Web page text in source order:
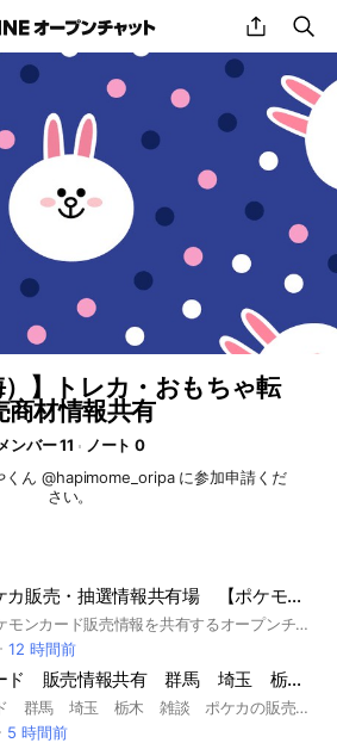
share
）】トレカ・おもちゃ転
商材情報共有
メンバー 11
ノート 0
くん @hapimome_oripa に参加申請くだ
さい。
三重県 ポケカ販売・抽選情報共有場 【ポケモンカード】
愛知最大のポケモンカード販売情報を共有するオープンチャットです。 #ポケカ #ポケモンカード #ポケモン #TCG #ポケットモンスター #三重 #愛知 #岐阜 #滋賀 #奈良 #京都 #大阪 抽選情報用オプチャあります。 ノートを確認してください。
12 時間前
ポケモンカード 販売情報共有 群馬 埼玉 栃木 雑談
ポケモンカード 群馬 埼玉 栃木 雑談 ポケカの販売情報を共有するグループです 基本は 群馬埼玉栃木ですがたまに他の都道府県の情報も共有されています 関東 茨城県 栃木県 群馬県 埼玉県 千葉県 東京都 神奈川県
5 時間前